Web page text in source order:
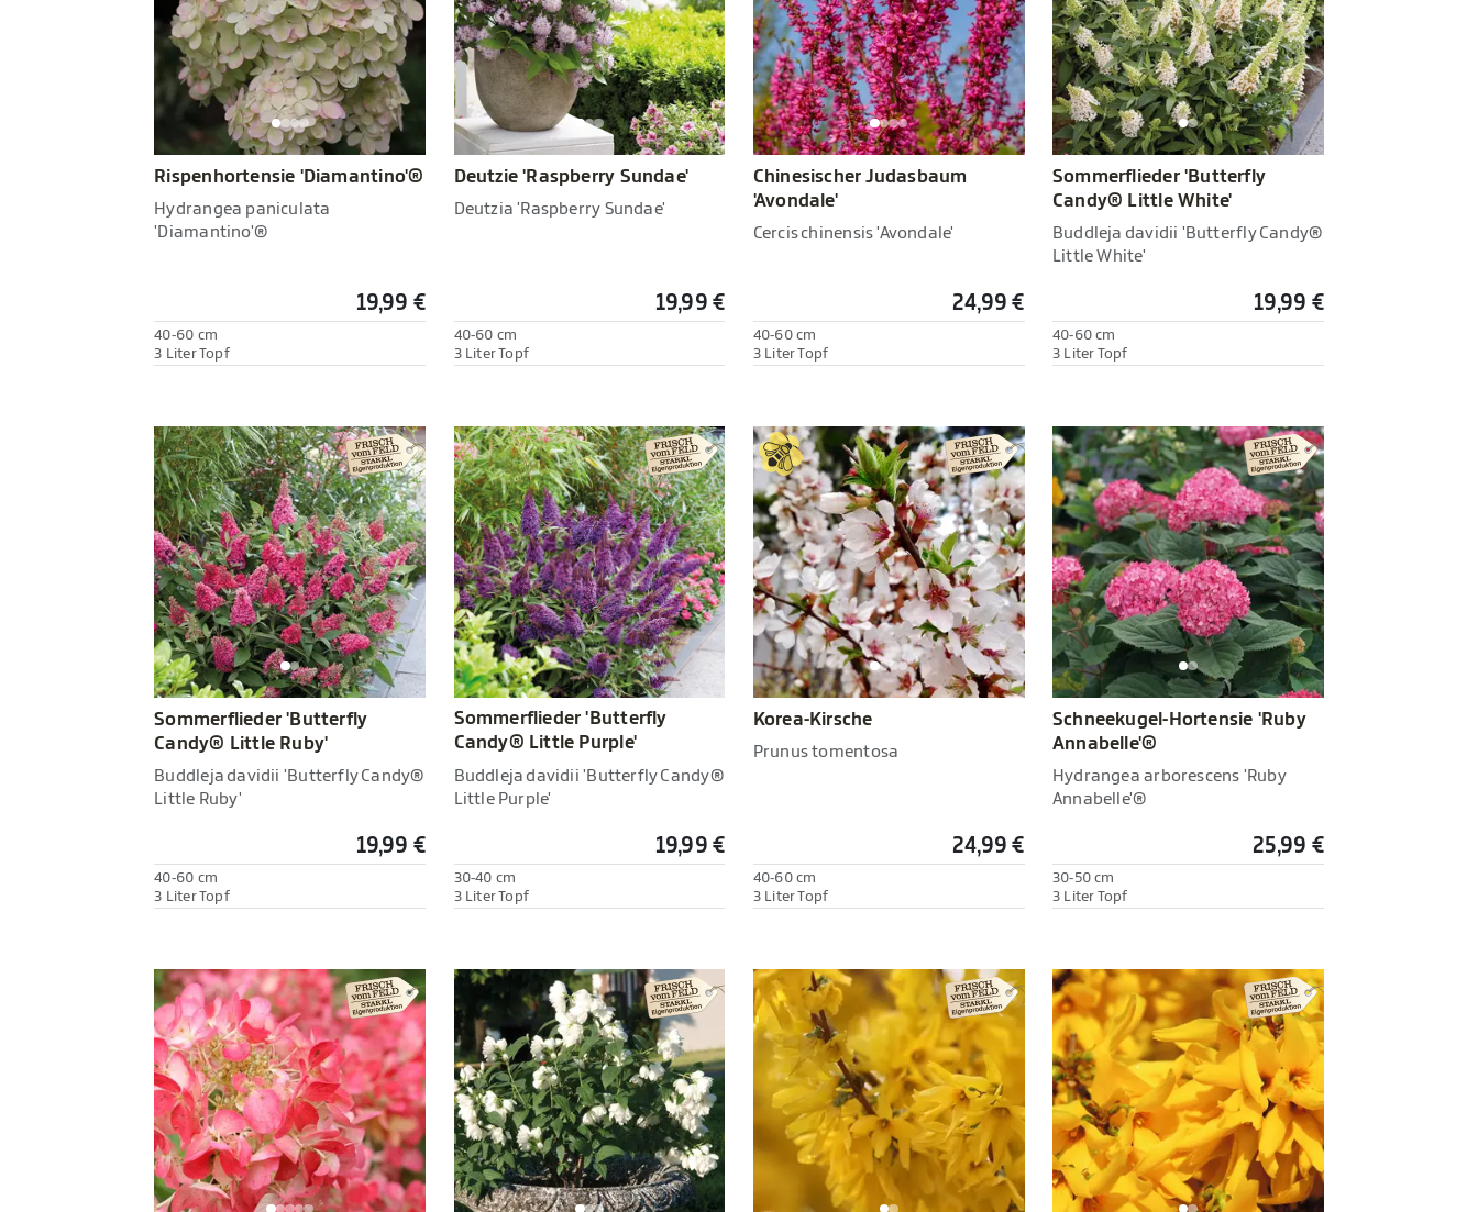
Rispenhortensie 'Diamantino'®
Hydrangea paniculata
'Diamantino'®
19,99 €
40-60 cm
3 Liter Topf
Deutzie 'Raspberry Sundae'
Deutzia 'Raspberry Sundae'
19,99 €
40-60 cm
3 Liter Topf
Chinesischer Judasbaum
'Avondale'
Cercis chinensis 'Avondale'
24,99 €
40-60 cm
3 Liter Topf
Sommerflieder 'Butterfly
Candy® Little White'
Buddleja davidii 'Butterfly Candy®
Little White'
19,99 €
40-60 cm
3 Liter Topf
Sommerflieder 'Butterfly
Candy® Little Ruby'
Buddleja davidii 'Butterfly Candy®
Little Ruby'
19,99 €
40-60 cm
3 Liter Topf
Sommerflieder 'Butterfly
Candy® Little Purple'
Buddleja davidii 'Butterfly Candy®
Little Purple'
19,99 €
30-40 cm
3 Liter Topf
Korea-Kirsche
Prunus tomentosa
24,99 €
40-60 cm
3 Liter Topf
Schneekugel-Hortensie 'Ruby
Annabelle'®
Hydrangea arborescens 'Ruby
Annabelle'®
25,99 €
30-50 cm
3 Liter Topf